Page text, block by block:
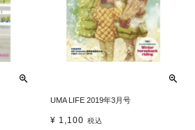
UMA LIFE 2019年3月号
¥ 1,100 税込